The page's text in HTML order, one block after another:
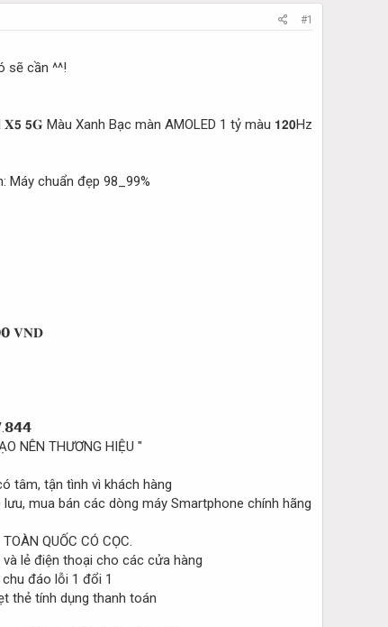
#1
sẽ cần ^^!
𝐗𝟱 𝟱𝐆 Màu Xanh Bạc màn AMOLED 1 tỷ màu 𝟭𝟮𝟬Hz
Máy chuẩn đẹp 98_99%
𝐕𝐍𝐃
NÊN THƯƠNG HIỆU "
tâm, tận tình vì khách hàng
lưu, mua bán các dòng máy Smartphone chính hãng
QUỐC CÓ CỌC.
và lẻ điện thoại cho các cửa hàng
đáo lỗi 1 đổi 1
thẻ tính dụng thanh toán